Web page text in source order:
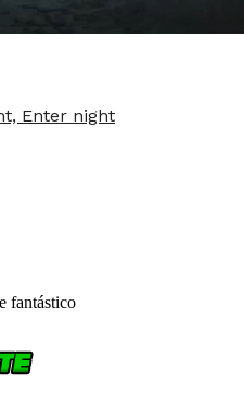
Enter night
fantástico